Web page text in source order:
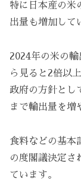
特に日本産の米
出量も増加して
2024年の米の
ら見ると2倍以
政府の方針とし
まで輸出量を増
食料などの基本
の度閣議決定さ
ています。